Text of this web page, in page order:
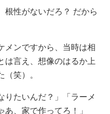
性がないだろ？ だから
ンですから、当時は相
は言え、想像のはるか上
笑）。
たいんだ？」「ラーメ
、家で作ってろ！」